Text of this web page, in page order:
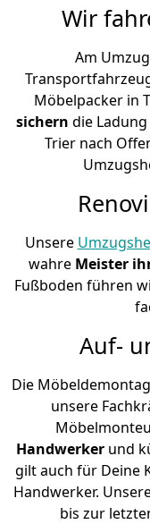
Wir
Am
Möbelpacker in
sichern die
Trier nach
Unsere
wahre Meister
Fußboden führen
Auf-
Die
unsere
Handwerker und
gilt auch für Deine
Handwerker.
bis zur